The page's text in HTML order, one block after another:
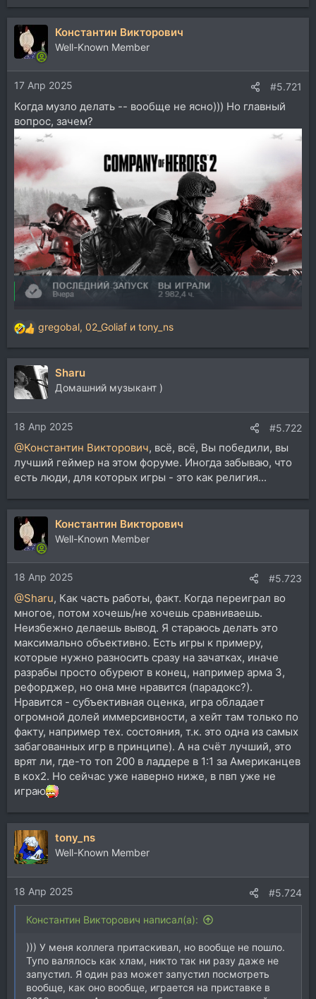
Константин Викторович
Well-Known Member
17 Апр 2025 #5.721
Когда музло делать -- вообще не ясно))) Но главный
вопрос, зачем?
Р
е
а
к
ц
и
и
:
gregobal, 02_Goliaf и tony_ns
Sharu
Домашний музыкант )
18 Апр 2025 #5.722
@Константин Викторович, всё, всё, Вы победили, вы
лучший геймер на этом форуме. Иногда забываю, что
есть люди, для которых игры - это как религия...
Константин Викторович
Well-Known Member
18 Апр 2025 #5.723
@Sharu, Как часть работы, факт. Когда переиграл во
многое, потом хочешь/не хочешь сравниваешь.
Неизбежно делаешь вывод. Я стараюсь делать это
максимально объективно. Есть игры к примеру,
которые нужно разносить сразу на зачатках, иначе
разрабы просто обуреют в конец, например арма 3,
рефорджер, но она мне нравится (парадокс?).
Нравится - субъективная оценка, игра обладает
огромной долей иммерсивности, а хейт там только по
факту, например тех. состояния, т.к. это одна из самых
забагованных игр в принципе). А на счёт лучший, это
врят ли, где-то топ 200 в ладдере в 1:1 за Американцев
в кох2. Но сейчас уже наверно ниже, в пвп уже не
играю
tony_ns
Well-Known Member
18 Апр 2025 #5.724
Константин Викторович написал(а):
))) У меня коллега притаскивал, но вообще не пошло.
Тупо валялось как хлам, никто так ни разу даже не
запустил. Я один раз может запустил посмотреть
вообще, как оно вообще, играется на приставке в